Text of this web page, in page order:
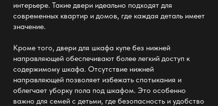
интерьере. Такие двери идеально подходят для
современных квартир и домов, где каждая деталь имеет
значение.
Кроме того, двери для шкафа купе без нижней
направляющейобеспечивают более легкий доступ к
содержимому шкафа. Отсутствие нижней
направляющей позволяет избежать спотыкания и
облегчает уборку пола под шкафом. Это особенно
важно для семей с детьми, где безопасность и удобство